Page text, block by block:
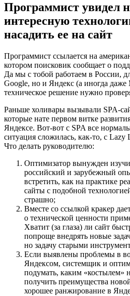
Программист увидел
интересную
насадить ее на сайт
Программист ссылается на
котором поисковик сообщает о
Да мы с тобой работаем в России,
Google, но и Яндекс (а иногда
техническое решение нужно
Раньше холивары вызывали SPA-
которые нате первом витке
Яндексе. Вот-вот с SPA все
ситуация сложилась, как-то, с Lazy
Что делать руководителю:
Оптимизатор вынужден
российский и зарубежный
встретить, как на практике
сайты с подобной
страшно;
Вместе со ссылкой кракер
о технической ценности
Хватит (за глаза) ли сайт
попроще внедрять новые
но задачу старыми
Если выявлены проблемы в
Яндексом, системщик и
подумать, каким «костылем»
получить преимущества
хорошее ранжирование в